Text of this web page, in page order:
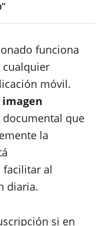
funciona
cualquier
móvil.
que
la
facilitar al
diaria.
si en